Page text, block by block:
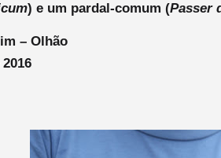
) e um pardal-comum (Passer
– Olhão